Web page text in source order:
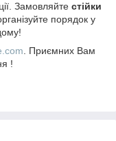
Замовляйте стійки
порядок у
. Приємних Вам
!